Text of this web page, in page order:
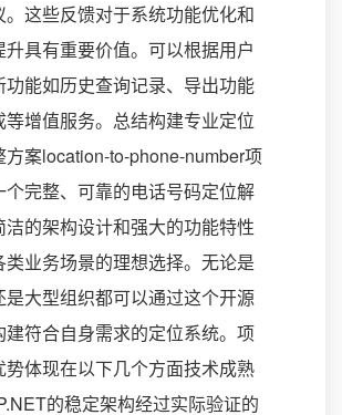
。这些反馈对于系统功能优化和
升具有重要价值。可以根据用户
功能如历史查询记录、导出功能
等增值服务。总结构建专业定位
方案location-to-phone-number项
个完整、可靠的电话号码定位解
洁的架构设计和强大的功能特性
类业务场景的理想选择。无论是
是大型组织都可以通过这个开源
建符合自身需求的定位系统。项
势体现在以下几个方面技术成熟
的稳定架构经过实际验证的